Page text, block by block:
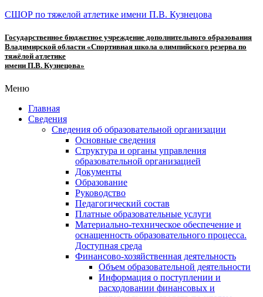
СШОР по тяжелой атлетике имени П.В. Кузнецова
Государственное бюджетное учреждение дополнительного образования
Владимирской области «Спортивная школа олимпийского резерва по
тяжёлой атлетике
имени П.В. Кузнецова»
Меню
Главная
Сведения
Сведения об образовательной организации
Основные сведения
Структура и органы управления
образовательной организацией
Документы
Образование
Руководство
Педагогический состав
Платные образовательные услуги
Материально-техническое обеспечение и
оснащенность образовательного процесса.
Доступная среда
Финансово-хозяйственная деятельность
Объем образовательной деятельности
Информация о поступлении и
расходовании финансовых и